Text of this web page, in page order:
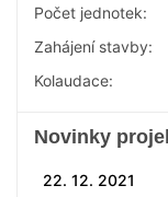
Počet jednotek:
Zahájení stavby:
Kolaudace:
Novinky
22. 12. 2021